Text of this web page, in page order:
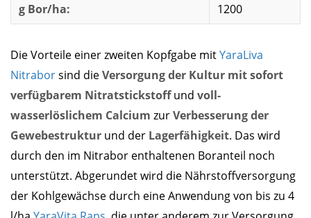
g Bor/ha:
1200
Die Vorteile einer zweiten Kopfgabe mitYaraLiva
Nitraborsind dieVersorgung der Kultur mit sofort
verfügbarem Nitratstickstoffund voll-
wasserlöslichem Calcium zurVerbesserung der
Gewebestruktur und der Lagerfähigkeit. Das wird
durch den im Nitrabor enthaltenen Boranteil noch
unterstützt. Abgerundet wird die Nährstoffversorgung
der Kohlgewächse durch eine Anwendung von bis zu 4